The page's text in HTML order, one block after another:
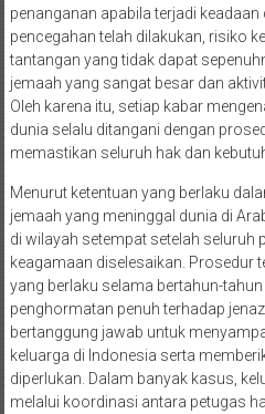
penanganan apabila terjadi
pencegahan telah dilakukan, risiko
tantangan yang tidak dapat
jemaah yang sangat besar dan
Oleh karena itu, setiap kabar
dunia selalu ditangani dengan
memastikan seluruh hak dan
Menurut ketentuan yang berlaku
jemaah yang meninggal dunia di
di wilayah setempat setelah seluruh
keagamaan diselesaikan. Prosedur
yang berlaku selama bertahun-
penghormatan penuh terhadap
bertanggung jawab untuk
keluarga di Indonesia serta
diperlukan. Dalam banyak kasus,
melalui koordinasi antara petugas